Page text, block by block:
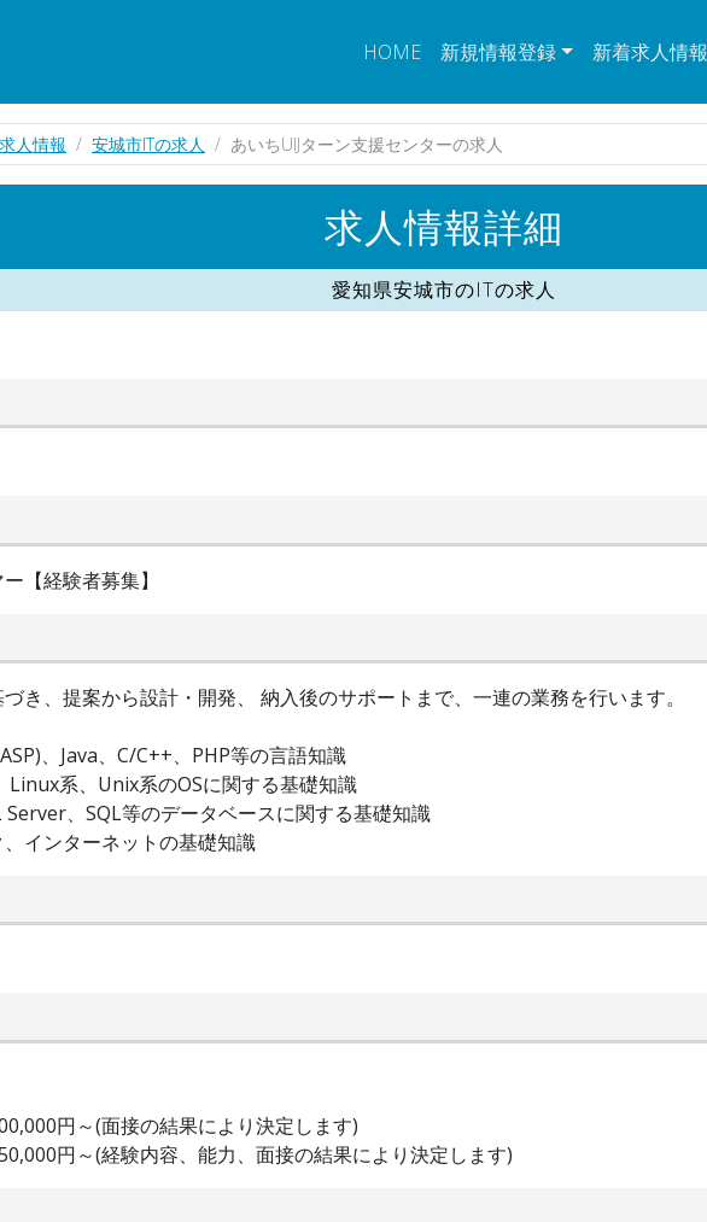
HOME 新規情報登録 新着求人情報
人情報 安城市ITの求人 あいちUIJターン支援センターの求人
求人情報詳細
愛知県安城市のITの求人
【経験者募集】
き、提案から設計・開発、 納入後のサポートまで、一連の業務を行います。
、Java、C/C++、PHP等の言語知識
系、Unix系のOSに関する基礎知識
、SQL等のデータベースに関する基礎知識
インターネットの基礎知識
円～(面接の結果により決定します)
円～(経験内容、能力、面接の結果により決定します)